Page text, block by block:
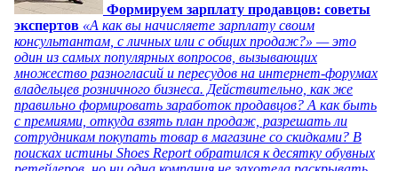
Формируем зарплату продавцов: советы
экспертов «А как вы начисляете зарплату своим
консультантам, с личных или с общих продаж?» — это
один из самых популярных вопросов, вызывающих
множество разногласий и пересудов на интернет-форумах
владельцев розничного бизнеса. Действительно, как же
правильно формировать заработок продавцов? А как быть
с премиями, откуда взять план продаж, разрешать ли
сотрудникам покупать товар в магазине со скидками? В
поисках истины Shoes Report обратился к десятку обувных